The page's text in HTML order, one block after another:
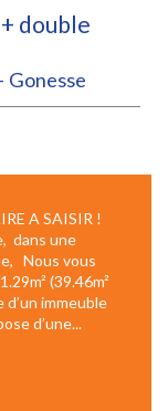
double
Gonesse
A SAISIR !
dans une
Nous vous
(39.46m²
immeuble
d’une...